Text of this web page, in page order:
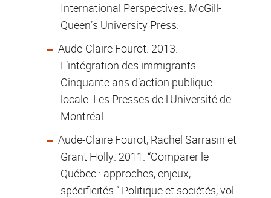
International Perspectives. McGill-
Queen’s University Press.
Aude-Claire Fourot. 2013.
L’intégration des immigrants.
Cinquante ans d’action publique
locale. Les Presses de l'Université de
Montréal.
Aude-Claire Fourot, Rachel Sarrasin et
Grant Holly. 2011. “Comparer le
Québec : approches, enjeux,
spécificités.” Politique et sociétés, vol.